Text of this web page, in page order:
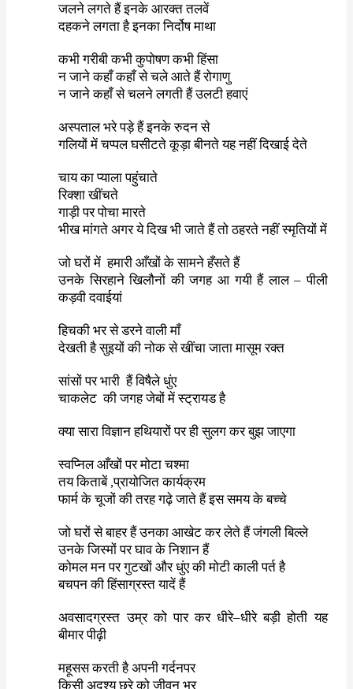
जलने लगते हैं इनके आरक्त तलवें
दहकने लगता है इनका निर्दोष माथा
कभी गरीबी कभी कुपोषण कभी हिंसा
न जाने कहाँ कहाँ से चले आते हैं रोगाणु
न जाने कहाँ से चलने लगती हैं उलटी हवाएं
अस्पताल भरे पड़े हैं इनके रुदन से
गलियों में चप्पल घसीटते कूड़ा बीनते यह नहीं दिखाई देते
चाय का प्याला पहुंचाते
रिक्शा खींचते
गाड़ी पर पोचा मारते
भीख मांगते अगर ये दिख भी जाते हैं तो ठहरते नहीं स्मृतियों में
जो घरों में हमारी आँखों के सामने हँसते हैं
उनके सिरहाने खिलौनों की जगह आ गयी हैं लाल– पीली
कड़वी दवाईयां
हिचकी भर से डरने वाली माँ
देखती है सुइयों की नोक से खींचा जाता मासूम रक्त
सांसों पर भारी हैं विषैले धुंए
चाकलेट की जगह जेबों में स्ट्रायड है
क्या सारा विज्ञान हथियारों पर ही सुलग कर बुझ जाएगा
स्वप्निल आँखों पर मोटा चश्मा
तय किताबें,प्रायोजित कार्यक्रम
फार्म के चूजों की तरह गढ़े जाते हैं इस समय के बच्चे
जो घरों से बाहर हैं उनका आखेट कर लेते हैं जंगली बिल्ले
उनके जिस्मों पर घाव के निशान हैं
कोमल मन पर गुटखों और धुंए की मोटी काली पर्त है
बचपन की हिंसाग्रस्त यादें हैं
अवसादग्रस्त उम्र को पार कर धीरे–धीरे बड़ी होती यह
बीमार पीढ़ी
महूसस करती है अपनी गर्दनपर
किसी अदृश्य छुरे को जीवन भर